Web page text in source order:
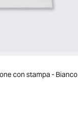
con stampa - Bianco